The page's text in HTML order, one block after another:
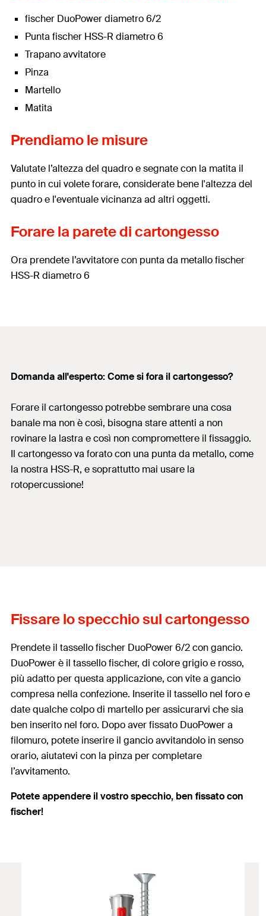
fischer DuoPower diametro 6/2
Punta fischer HSS-R diametro 6
Trapano avvitatore
Pinza
Martello
Matita
Prendiamo le misure
Valutate l’altezza del quadro e segnate con la matita il
punto in cui volete forare, considerate bene l'altezza del
quadro e l'eventuale vicinanza ad altri oggetti.
Forare la parete di cartongesso
Ora prendete l’avvitatore con punta da metallo fischer
HSS-R diametro 6
Domanda all'esperto: Come si fora il cartongesso?
Forare il cartongesso potrebbe sembrare una cosa
banale ma non è così, bisogna stare attenti a non
rovinare la lastra e così non compromettere il fissaggio.
Il cartongesso va forato con una punta da metallo, come
la nostra HSS-R, e soprattutto mai usare la
rotopercussione!
Fissare lo specchio sul cartongesso
Prendete il tassello fischer DuoPower 6/2 con gancio.
DuoPower è il tassello fischer, di colore grigio e rosso,
più adatto per questa applicazione, con vite a gancio
compresa nella confezione. Inserite il tassello nel foro e
date qualche colpo di martello per assicurarvi che sia
ben inserito nel foro. Dopo aver fissato DuoPower a
filomuro, potete inserire il gancio avvitandolo in senso
orario, aiutatevi con la pinza per completare
l’avvitamento.
Potete appendere il vostro specchio, ben fissato con
fischer!